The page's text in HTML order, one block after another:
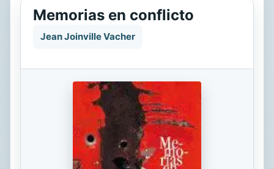
Memorias en conflicto
Jean Joinville Vacher